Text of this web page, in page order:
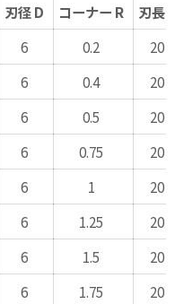
刃径 D コーナー R
刃長 ℓ
6 0.2
20
6 0.4
20
6 0.5
20
6 0.75
20
6 1
20
6 1.25
20
6 1.5
20
6 1.75 20